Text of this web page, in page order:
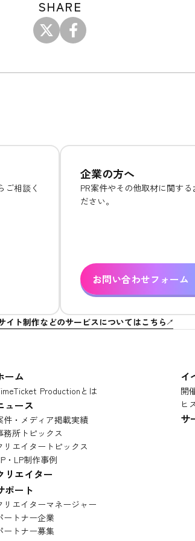
SHARE
ご相談く
企業の方へ
PR案件やその他取材に関す
ださい。
お問い合わせフォーム
イト制作などのサービスについてはこちら
ーム
Productionとは
ュース
件・メディア掲載実績
務所トピックス
リエイタートピックス
・LP制作事例
リエイター
ポート
リエイターマネージャー
ートナー企業
ートナー募集
イ
開
ヒ
サ